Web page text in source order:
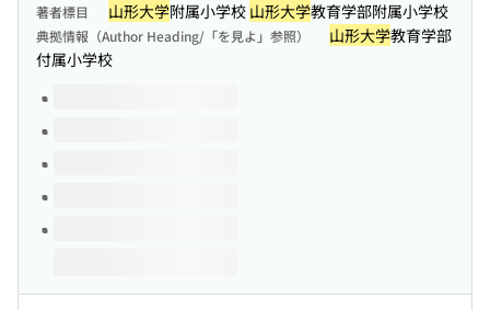
著者標目 山形大学附属小学校 山形大学教育学部附属小学校
典拠情報（Author Heading/「を見よ」参照） 山形大学教育学部
付属小学校
このタイトルの巻号